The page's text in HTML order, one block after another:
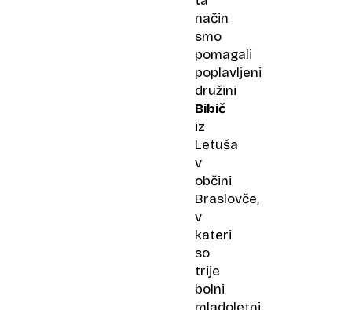
način
smo
pomagali
poplavljeni
družini
Bibič
iz
Letuša
v
občini
Braslovče,
v
kateri
so
trije
bolni